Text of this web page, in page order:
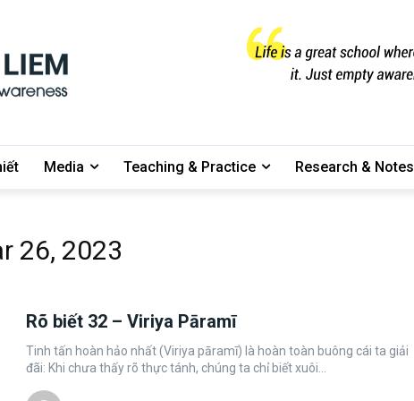
Media Teaching & Practice Research & Notes
26, 2023
Rõ biết 32 – Viriya Pāramī
Tinh tấn hoàn hảo nhất (Viriya pāramī) là hoàn toàn buông cái ta giải
đãi: Khi chưa thấy rõ thực tánh, chúng ta chỉ biết xuôi...